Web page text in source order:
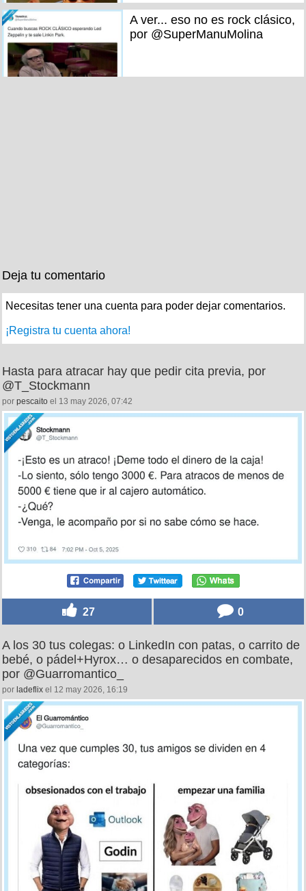
A ver... eso no es rock clásico,
por @SuperManuMolina
Deja tu comentario
Necesitas tener una cuenta para poder dejar comentarios.
¡Registra tu cuenta ahora!
Hasta para atracar hay que pedir cita previa, por
@T_Stockmann
por pescaito el 13 may 2026, 07:42
27 0
A los 30 tus colegas: o LinkedIn con patas, o carrito de
bebé, o pádel+Hyrox… o desaparecidos en combate,
por @Guarromantico_
por ladeflix el 12 may 2026, 16:19